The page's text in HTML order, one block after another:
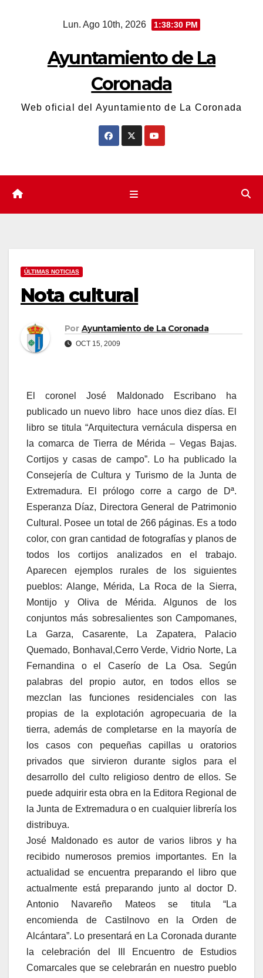
Lun. Ago 10th, 2026 1:38:30 PM
Ayuntamiento de La
Coronada
Web oficial del Ayuntamiento de La Coronada
ÚLTIMAS NOTICIAS
Nota cultural
Por Ayuntamiento de La Coronada
OCT 15, 2009
El coronel José Maldonado Escribano ha
publicado un nuevo libro hace unos diez días. El
libro se titula “Arquitectura vernácula dispersa en
la comarca de Tierra de Mérida – Vegas Bajas.
Cortijos y casas de campo”. Lo ha publicado la
Consejería de Cultura y Turismo de la Junta de
Extremadura. El prólogo corre a cargo de Dª.
Esperanza Díaz, Directora General de Patrimonio
Cultural. Posee un total de 266 páginas. Es a todo
color, con gran cantidad de fotografías y planos de
todos los cortijos analizados en el trabajo.
Aparecen ejemplos rurales de los siguientes
pueblos: Alange, Mérida, La Roca de la Sierra,
Montijo y Oliva de Mérida. Algunos de los
conjuntos más sobresalientes son Campomanes,
La Garza, Casarente, La Zapatera, Palacio
Quemado, Bonhaval,Cerro Verde, Vidrio Norte, La
Fernandina o el Caserío de La Osa. Según
palabras del propio autor, en todos ellos se
mezclan las funciones residenciales con las
propias de la explotación agropecuaria de la
tierra, además de completarse en la mayoría de
los casos con pequeñas capillas u oratorios
privados que sirvieron durante siglos para el
desarrollo del culto religioso dentro de ellos. Se
puede adquirir esta obra en la Editora Regional de
la Junta de Extremadura o en cualquier librería los
distribuya.
José Maldonado es autor de varios libros y ha
recibido numerosos premios importantes. En la
actualidad se encuentra preparando el libro que
actualmente está preparando junto al doctor D.
Antonio Navareño Mateos se titula “La
encomienda de Castilnovo en la Orden de
Alcántara”. Lo presentará en La Coronada durante
la celebración del III Encuentro de Estudios
Comarcales que se celebrarán en nuestro pueblo